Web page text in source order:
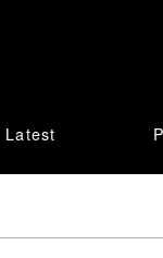
Latest